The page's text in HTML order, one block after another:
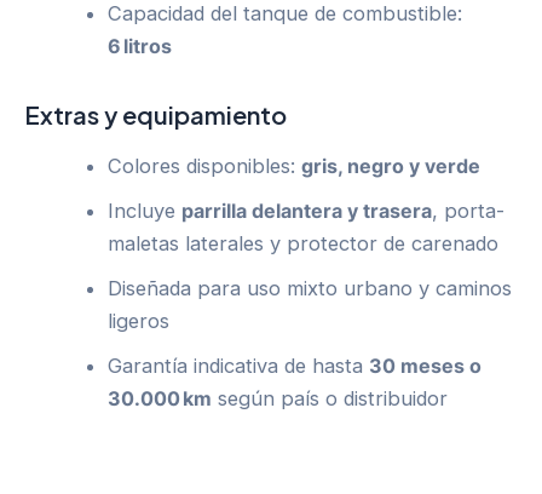
Capacidad del tanque de combustible:
6 litros
Extras y equipamiento
Colores disponibles:gris, negro y verde
Incluye parrilla delantera y trasera, porta-
maletas laterales y protector de carenado
Diseñada para uso mixto urbano y caminos
ligeros
Garantía indicativa de hasta 30 meses o
30.000 km según país o distribuidor